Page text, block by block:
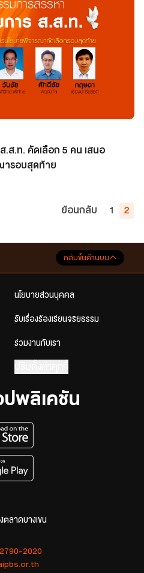
ส.ท. คัดเลือก 5 คน เสนอ
ารอบสุดท้าย
ย้อนกลับ 1 2
กลับขึ้นด้านบน
นโยบายส่วนบุคคล
รับเรื่องร้องเรียนจริยธรรม
ร่วมงานกับเรา
ปพลิเคชัน
ตลาดบางเขน
2020